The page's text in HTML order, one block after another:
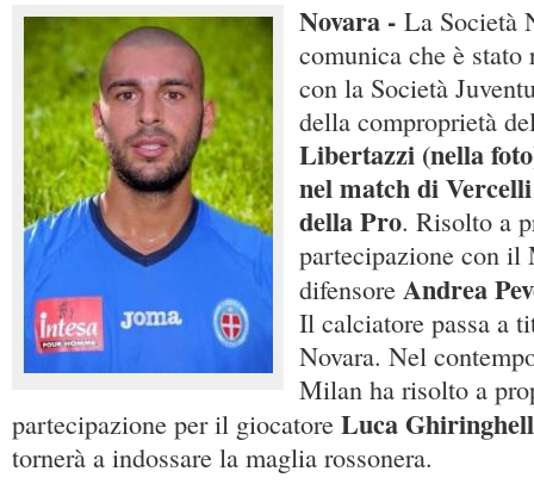
Novara - La Società
comunica che è stato
con la Società
della comproprietà
Libertazzi (nella
nel match di
della Pro. Risolto a
partecipazione con
difensore Andrea
Il calciatore passa a
Novara. Nel
Milan ha risolto a
partecipazione per il giocatore Luca
tornerà a indossare la maglia rossonera.